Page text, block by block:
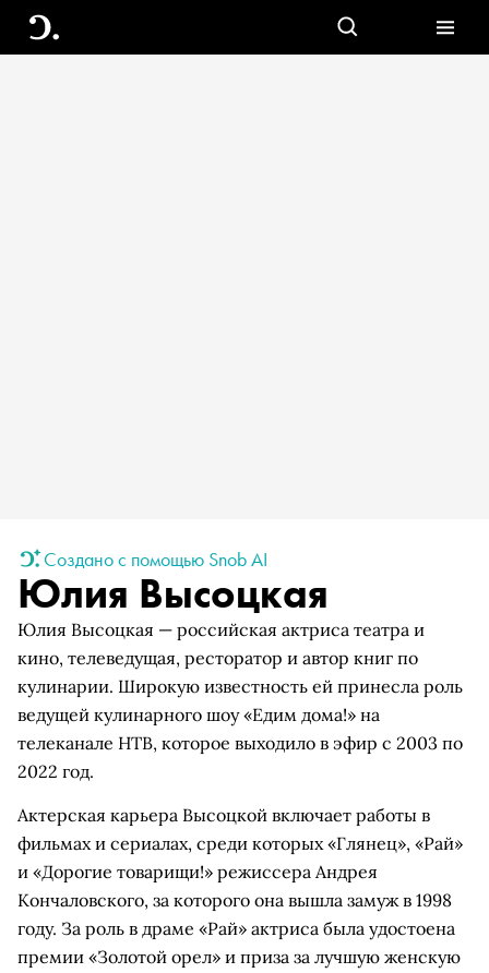
Создано с помощью Snob AI
Юлия Высоцкая
Юлия Высоцкая — российская актриса театра и
кино, телеведущая, ресторатор и автор книг по
кулинарии. Широкую известность ей принесла роль
ведущей кулинарного шоу «Едим дома!» на
телеканале НТВ, которое выходило в эфир с 2003 по
2022 год.
Актерская карьера Высоцкой включает работы в
фильмах и сериалах, среди которых «Глянец», «Рай»
и «Дорогие товарищи!» режиссера Андрея
Кончаловского, за которого она вышла замуж в 1998
году. За роль в драме «Рай» актриса была удостоена
премии «Золотой орел» и приза за лучшую женскую